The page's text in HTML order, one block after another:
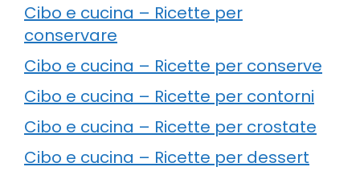
Cibo e cucina – Ricette per
conservare
Cibo e cucina – Ricette per conserve
Cibo e cucina – Ricette per contorni
Cibo e cucina – Ricette per crostate
Cibo e cucina – Ricette per dessert